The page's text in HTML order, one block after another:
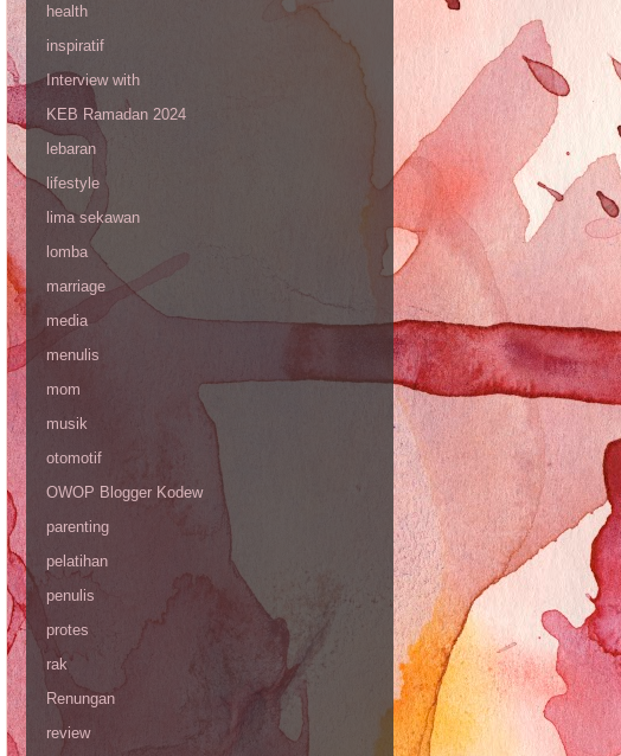
health
inspiratif
Interview with
KEB Ramadan 2024
lebaran
lifestyle
lima sekawan
lomba
marriage
media
menulis
mom
musik
otomotif
OWOP Blogger Kodew
parenting
pelatihan
penulis
protes
rak
Renungan
review